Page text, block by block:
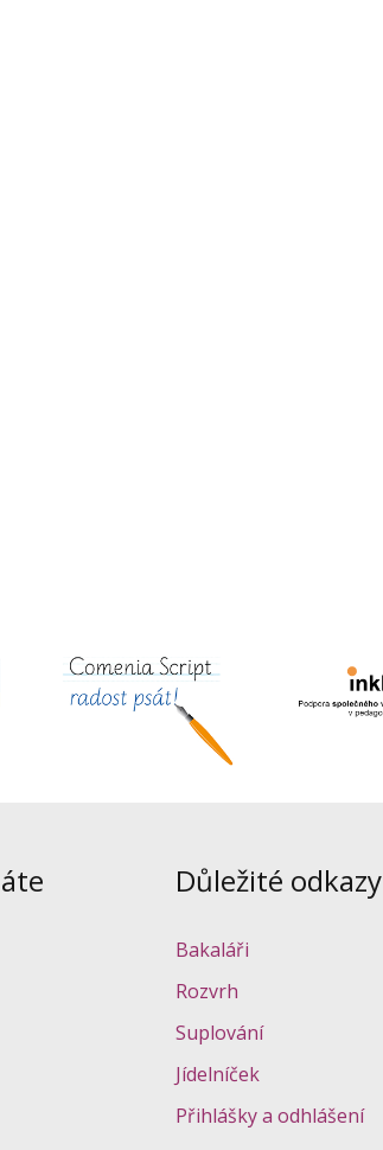
Důležité odkazy
Bakaláři
Rozvrh
Suplování
Jídelníček
Přihlášky a odhlášení